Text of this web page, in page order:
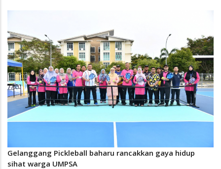
Gelanggang Pickleball baharu rancakkan gaya hidup
sihat warga UMPSA